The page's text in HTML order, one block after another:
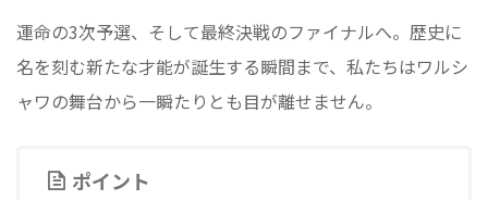
運命の3次予選、そして最終決戦のファイナルへ。歴史に
名を刻む新たな才能が誕生する瞬間まで、私たちはワルシ
ャワの舞台から一瞬たりとも目が離せません。
ポイント